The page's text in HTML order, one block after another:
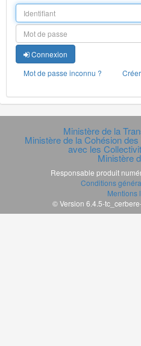
Connexion
Mot de passe inconnu ?
Ministère de la
Ministère de la Cohésion
avec les
Ministère
Responsable produit
Conditions
Mentions
© Version 6.4.5-